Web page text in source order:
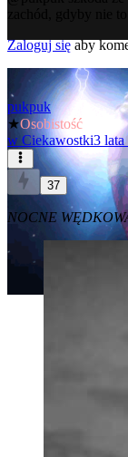
zachód, gdyby nie
Zaloguj sięaby
pukpuk
★Osobistość
w Ciekawostki3 lata
37
NOCNE